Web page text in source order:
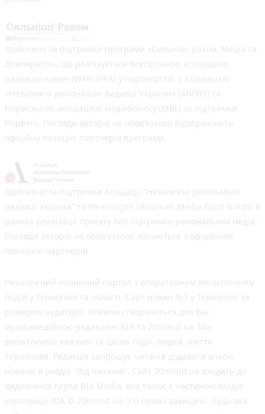
Здійснено за підтримки програми «Сильніші разом: Медіа та
Демократія», що реалізується Всесвітньою асоціацією
видавців новин (WAN-IFRA) у партнерстві з Асоціацією
«Незалежні регіональні видавці України» (АНРВУ) та
Норвезькою асоціацією медіабізнесу (MBL) за підтримки
Норвегії. Погляди авторів не обов’язково відображають
офіційну позицію партнерів програми.
Здійснено за підтримки Асоціації “Незалежні регіональні
видавці України” та Foreningen Ukrainian Media Fund Nordic в
рамках реалізації проєкту Хаб підтримки регіональних медіа.
Погляди авторів не обов'язково збігаються з офіційною
позицією партнерів
Незалежний новинний портал з оперативним висвітленням
подій у Тернополі та області. Сайт новин №1 у Тернополі за
розміром аудиторії. Новини створюються для Вас
мультимедійною редакцією RIA та 20minut.ua. Ми
висвітлюємо важливі та цікаві події, людей, життя
Тернополя. Редакція запрошує читачів додавати власні
новини в розділ "Від читачів". Сайт 20minut.ua входить до
видавничої групи RIA Media, яка також є частиною Медіа
корпорації RIA © 20minut.ua. Усі права захищені. Будь-яка